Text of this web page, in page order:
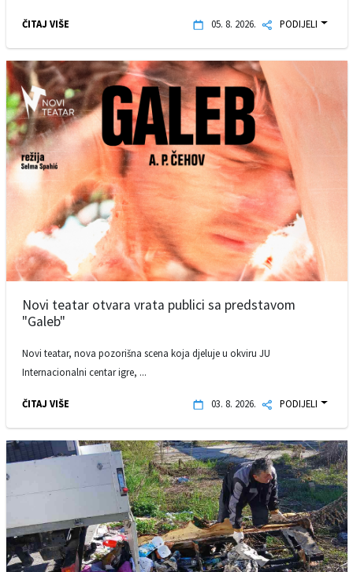
ČITAJ VIŠE 05. 8. 2026. PODIJELI
Novi teatar otvara vrata publici sa predstavom
"Galeb"
Novi teatar, nova pozorišna scena koja djeluje u okviru JU
Internacionalni centar igre, ...
ČITAJ VIŠE 03. 8. 2026. PODIJELI